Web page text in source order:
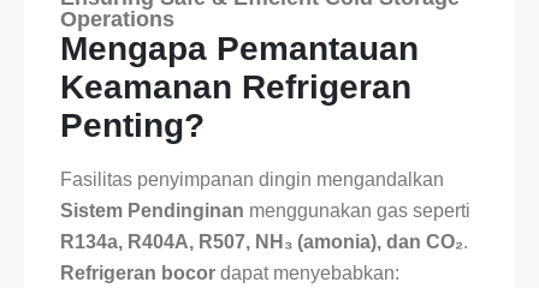
Operations
Mengapa Pemantauan
Keamanan Refrigeran
Penting?
Fasilitas penyimpanan dingin mengandalkan
Sistem Pendinginan menggunakan gas seperti
R134a, R404A, R507, NH₃ (amonia), dan CO₂.
Refrigeran bocor dapat menyebabkan: